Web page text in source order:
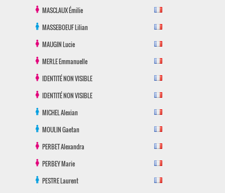
MASCLAUXÉmilie
MASSEBOEUFLilian
MAUGINLucie
MERLEEmmanuelle
IDENTITÉ NON VISIBLE
IDENTITÉ NON VISIBLE
MICHELAlexian
MOULINGaetan
PERBETAlexandra
PERBEYMarie
PESTRELaurent